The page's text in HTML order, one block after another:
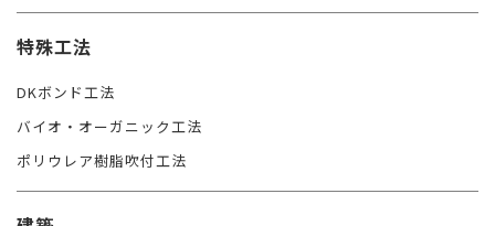
特殊工法
DKボンド工法
バイオ・オーガニック工法
ポリウレア樹脂吹付工法